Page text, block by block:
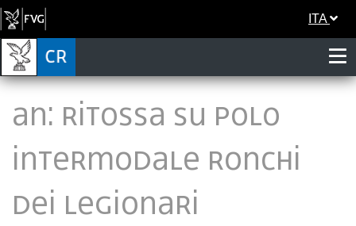
ITA
AN: Ritossa su polo
intermodale Ronchi
dei Legionari